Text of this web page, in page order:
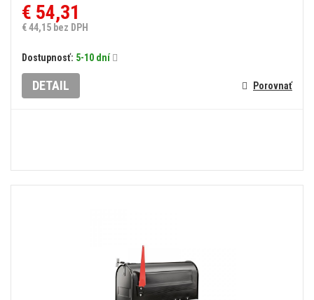
€ 54,31
€ 44,15 bez DPH
Dostupnosť: 5-10 dní
DETAIL Porovnať